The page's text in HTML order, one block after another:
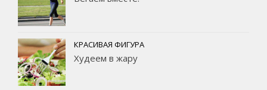
КРАСИВАЯ ФИГУРА
Худеем в жару